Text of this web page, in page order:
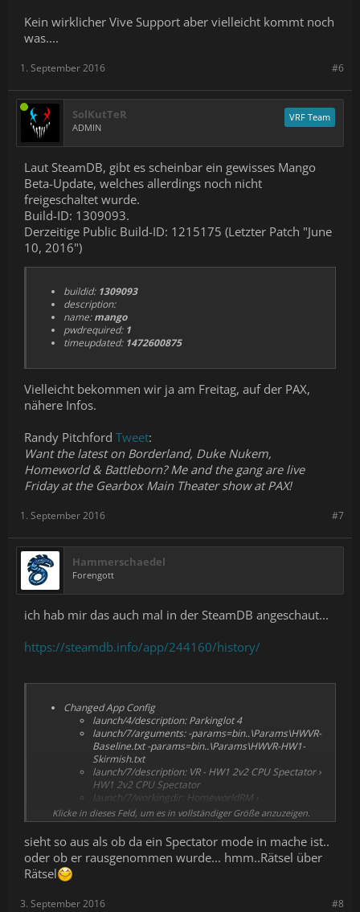
Kein wirklicher Vive Support aber vielleicht kommt noch
was....
#6
1. September 2016
SolKutTeR
ADMIN
VRF Team
Laut SteamDB, gibt es scheinbar ein gewisses Mango
Beta-Update, welches allerdings noch nicht
freigeschaltet wurde.
Build-ID: 1309093.
Derzeitige Public Build-ID: 1215175 (Letzter Patch "June
10, 2016")
buildid: 1309093
description:
name: mango
pwdrequired: 1
timeupdated: 1472600875
Vielleicht bekommen wir ja am Freitag, auf der PAX,
nähere Infos.
Randy Pitchford Tweet:
Want the latest on Borderland, Duke Nukem,
Homeworld & Battleborn? Me and the gang are live
Friday at the Gearbox Main Theater show at PAX!
#7
1. September 2016
Hammerschaedel
Forengott
ich hab mir das auch mal in der SteamDB angeschaut...
https://steamdb.info/app/244160/history/
ChangedApp Config
launch/4/description:Parkinglot 4
launch/7/arguments:-params=bin..\Params\HWVR-
Baseline.txt -params=bin..\Params\HWVR-HW1-
Skirmish.txt
launch/7/description:VR - HW1 2v2 CPU Spectator ›
HW1 2v2 CPU Spectator
launch/7/workingdir: HomeworldRM ›
HomeworldRM\bin\Release
launch/8/description:VR - HW2 2v2 CPU Spectator ›
HW2 2v2 CPU Spectator
launch/8/workingdir:HomeworldRM ›
HomeworldRM\bin\Release
Changed
Klicke in dieses Feld, um es in vollständiger Größe anzuzeigen.
sieht so aus als ob da ein Spectator mode in mache ist..
oder ob er rausgenommen wurde... hmm..Rätsel über
Rätsel
#8
3. September 2016